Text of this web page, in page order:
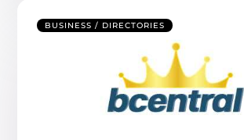
BUSINESS / DIRECTORIES